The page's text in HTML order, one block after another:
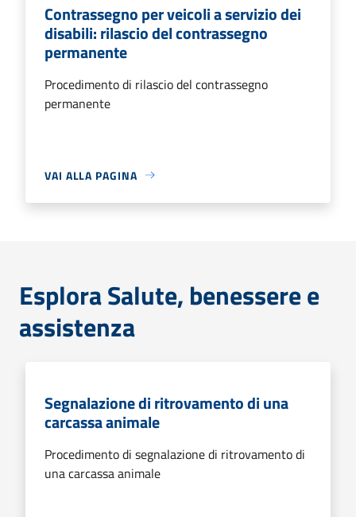
Contrassegno per veicoli a servizio dei
disabili: rilascio del contrassegno
permanente
Procedimento di rilascio del contrassegno
permanente
VAI ALLA PAGINA
Esplora Salute, benessere e
assistenza
Segnalazione di ritrovamento di una
carcassa animale
Procedimento di segnalazione di ritrovamento di
una carcassa animale